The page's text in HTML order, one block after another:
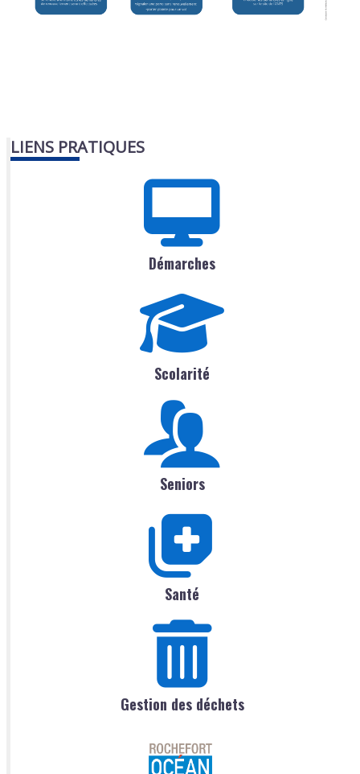
LIENS PRATIQUES
Démarches
Scolarité
Seniors
Santé
Gestion des déchets